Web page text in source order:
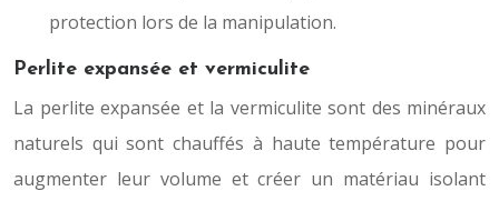
protection lors de la manipulation.
Perlite expansée et vermiculite
La perlite expansée et la vermiculite sont des minéraux
naturels qui sont chauffés à haute température pour
augmenter leur volume et créer un matériau isolant